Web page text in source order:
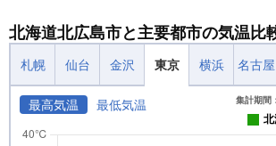
北海道北広島市と主要都市の気温比
札幌 仙台 金沢 東京 横浜 名古屋
最高気温 最低気温 集計期間